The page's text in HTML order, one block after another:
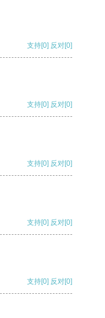
支持[0] 反对[0]
支持[0] 反对[0]
支持[0] 反对[0]
支持[0] 反对[0]
支持[0] 反对[0]